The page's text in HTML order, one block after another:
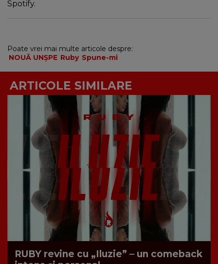
Spotify.
Poate vrei mai multe articole despre:
NOUĂ UNȘPE Ruby Spune-mi
ARTICOLE SIMILARE
RUBY revine cu „Iluzie” – un comeback